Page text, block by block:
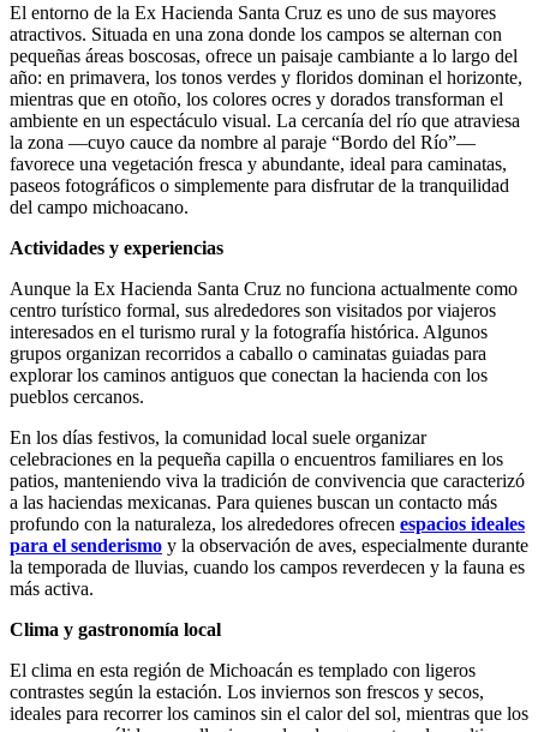
El entorno de la Ex Hacienda Santa Cruz es uno de sus mayores
atractivos. Situada en una zona donde los campos se alternan con
pequeñas áreas boscosas, ofrece un paisaje cambiante a lo largo del
año: en primavera, los tonos verdes y floridos dominan el horizonte,
mientras que en otoño, los colores ocres y dorados transforman el
ambiente en un espectáculo visual. La cercanía del río que atraviesa
la zona —cuyo cauce da nombre al paraje “Bordo del Río”—
favorece una vegetación fresca y abundante, ideal para caminatas,
paseos fotográficos o simplemente para disfrutar de la tranquilidad
del campo michoacano.
Actividades y experiencias
Aunque la Ex Hacienda Santa Cruz no funciona actualmente como
centro turístico formal, sus alrededores son visitados por viajeros
interesados en el turismo rural y la fotografía histórica. Algunos
grupos organizan recorridos a caballo o caminatas guiadas para
explorar los caminos antiguos que conectan la hacienda con los
pueblos cercanos.
En los días festivos, la comunidad local suele organizar
celebraciones en la pequeña capilla o encuentros familiares en los
patios, manteniendo viva la tradición de convivencia que caracterizó
a las haciendas mexicanas. Para quienes buscan un contacto más
profundo con la naturaleza, los alrededores ofrecen espacios ideales
para el senderismo y la observación de aves, especialmente durante
la temporada de lluvias, cuando los campos reverdecen y la fauna es
más activa.
Clima y gastronomía local
El clima en esta región de Michoacán es templado con ligeros
contrastes según la estación. Los inviernos son frescos y secos,
ideales para recorrer los caminos sin el calor del sol, mientras que los